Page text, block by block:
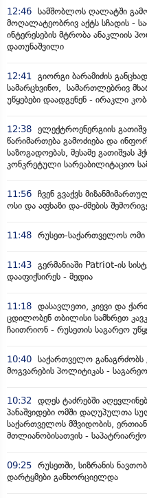
12:46 სამშობლოს ღალატში
მოღალატეობრივ აქტს სჩადის -
ინტერესების მტრობა ანაკლიის
დათუნაშვილი
12:41
გიორგი ბარამიძის
სამარცხვინო, სამართლებრივ
უწყებები დაადგენენ - ირაკლი
12:38 ელექტროენერგიის
წარიმართება გამოძიება და
საზოგადოებას, მესამე გათიშვას
კონკრეტული სარეაბილიტაციო
11:56 ჩვენ გვაქვს
ოსი და აფხაზი და-ძმების
11:48 რუსეთ-საქართველოს ომი
11:43 გერმანიაში Patriot-ის
დააფიქსირეს - მედია
11:18 დასავლეთი, კიევი და
ცდილობენ თბილისი სამხრეთ
ჩაითრიონ - რუსეთის საგარეო
10:40 საქართველო განაგრძობს
მოგვარების პოლიტიკას -
10:32
დღეს ტაძრებში
პანაშვიდები ომში დაღუპულთა
საქართველოს მშვიდობის,
მთლიანობისათვის - საპატრიარქო
09:25 რუსეთში, სიზრანის
დარტყმები განხორციელდა